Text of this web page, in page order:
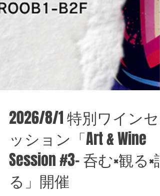
2026/8/1 特別ワインセ
ッション「Art & Wine
Session #3- 呑む×観る×語